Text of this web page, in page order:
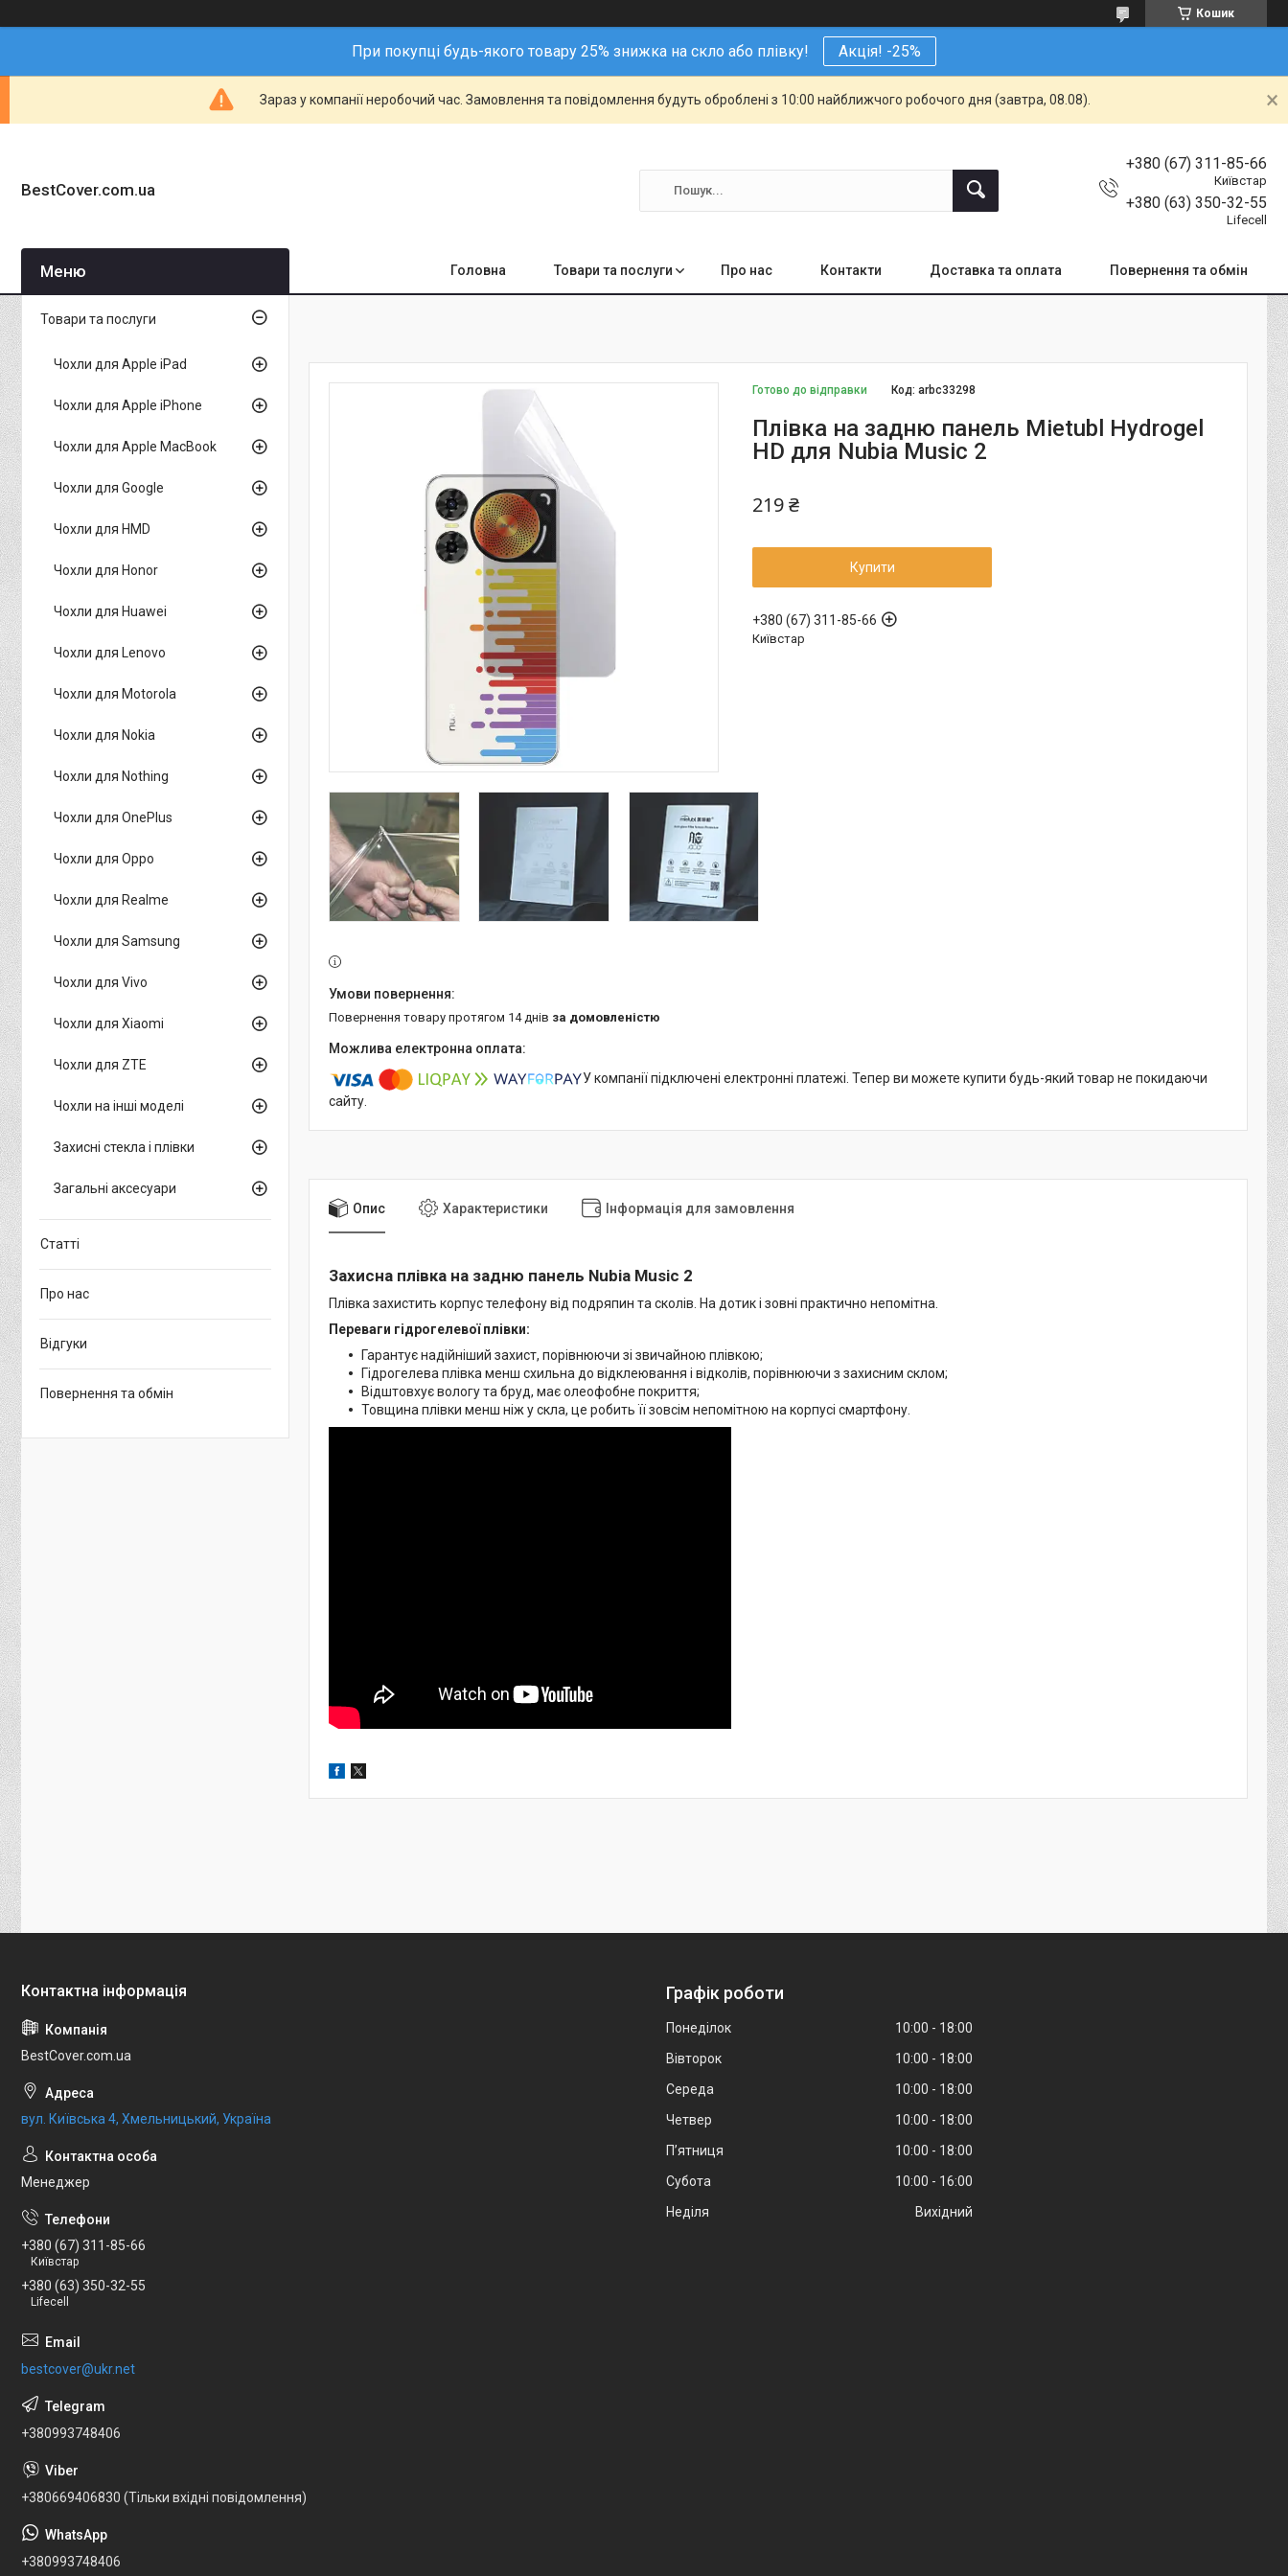
Кошик
При покупці будь-якого товару 25% знижка на скло або плівку! Акція! -25%
Зараз у компанії неробочий час. Замовлення та повідомлення будуть оброблені з 10:00 найближчого робочого дня (завтра, 08.08).
BestCover.com.ua
+380 (67) 311-85-66
Київстар
+380 (63) 350-32-55
Lifecell
Головна Товари та послуги Про нас Контакти Доставка та оплата Повернення та обмін
Готово до відправки Код:arbc33298
Плівка на задню панель Mietubl Hydrogel
HD для Nubia Music 2
219 ₴
Купити
+380 (67) 311-85-66
Київстар
повернення товару протягом 14 днів за домовленістю
У компанії підключені електронні платежі. Тепер ви можете купити будь-який товар не покидаючи
сайту.
Опис Характеристики Інформація для замовлення
Захисна плівка на задню панель Nubia Music 2
Плівка захистить корпус телефону від подряпин та сколів. На дотик і зовні практично непомітна.
Переваги гідрогелевої плівки:
Гарантує надійніший захист, порівнюючи зі звичайною плівкою;
Гідрогелева плівка менш схильна до відклеювання і відколів, порівнюючи з захисним склом;
Відштовхує вологу та бруд, має олеофобне покриття;
Товщина плівки менш ніж у скла, це робить її зовсім непомітною на корпусі смартфону.
Товари та послуги
Чохли для Apple iPad
Чохли для Apple iPhone
Чохли для Apple MacBook
Чохли для Google
Чохли для HMD
Чохли для Honor
Чохли для Huawei
Чохли для Lenovo
Чохли для Motorola
Чохли для Nokia
Чохли для Nothing
Чохли для OnePlus
Чохли для Oppo
Чохли для Realme
Чохли для Samsung
Чохли для Vivo
Чохли для Xiaomi
Чохли для ZTE
Чохли на інші моделі
Захисні стекла і плівки
Загальні аксесуари
Статті
Про нас
Відгуки
Повернення та обмін
BestCover.com.ua
вул. Київська 4, Хмельницький, Україна
Менеджер
+380 (67) 311-85-66
Київстар
+380 (63) 350-32-55
Lifecell
bestcover@ukr.net
+380993748406
+380669406830 (Тільки вхідні повідомлення)
+380993748406
Графік роботи
Понеділок 10:00
18:00
Вівторок
10:00
18:00
Середа
10:00
18:00
Четвер
10:00
18:00
Пʼятниця
10:00
18:00
Субота
10:00
16:00
Неділя
Вихідний